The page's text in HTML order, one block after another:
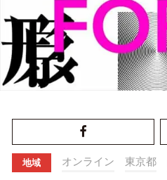
地域 オンライン 東京都